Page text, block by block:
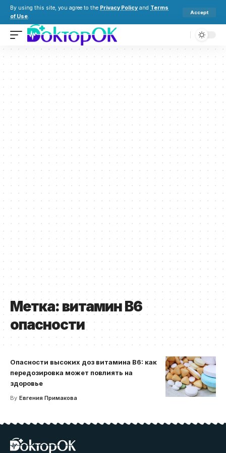
By using this site, you agree to the Privacy Policy and Terms
of Use.
Accept
Метка: витамин B6
опасности
Опасности высоких доз витамина B6: как
передозировка может повлиять на
здоровье
By Евгения Примакова